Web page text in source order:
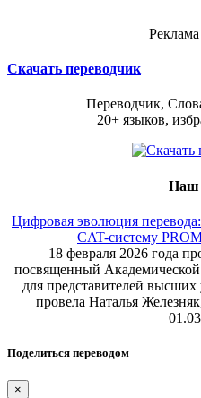
Скачать переводчик
Переводчик,
20+ языков,
Наш
Цифровая эволюция
CAT-систему
18 февраля 2026 года
посвященный
для представителей
провела Наталья
Поделиться переводом
×